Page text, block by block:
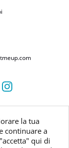
la tua
continuare a
qui di